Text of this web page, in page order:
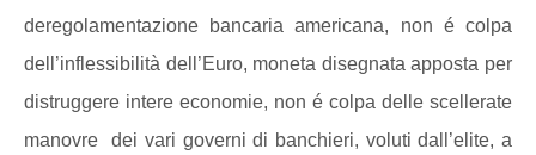
deregolamentazione bancaria americana, non é colpa
dell’inflessibilità dell’Euro, moneta disegnata apposta per
distruggere intere economie, non é colpa delle scellerate
manovre dei vari governi di banchieri, voluti dall’elite, a